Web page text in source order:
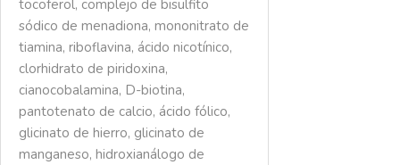
tocoferol, complejo de bisulfito
sódico de menadiona, mononitrato de
tiamina, riboflavina, ácido nicotínico,
clorhidrato de piridoxina,
cianocobalamina, D-biotina,
pantotenato de calcio, ácido fólico,
glicinato de hierro, glicinato de
manganeso, hidroxianálogo de